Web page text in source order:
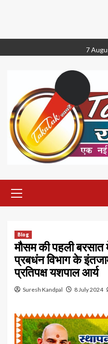
to
7
Menu
Blog
मौसम की पहली
प्रबधंन विभाग के
प्रतिपक्ष यशपाल आर्य
Suresh Kandpal 8 July 2024